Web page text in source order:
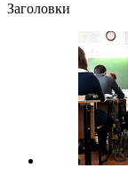
Заголовки